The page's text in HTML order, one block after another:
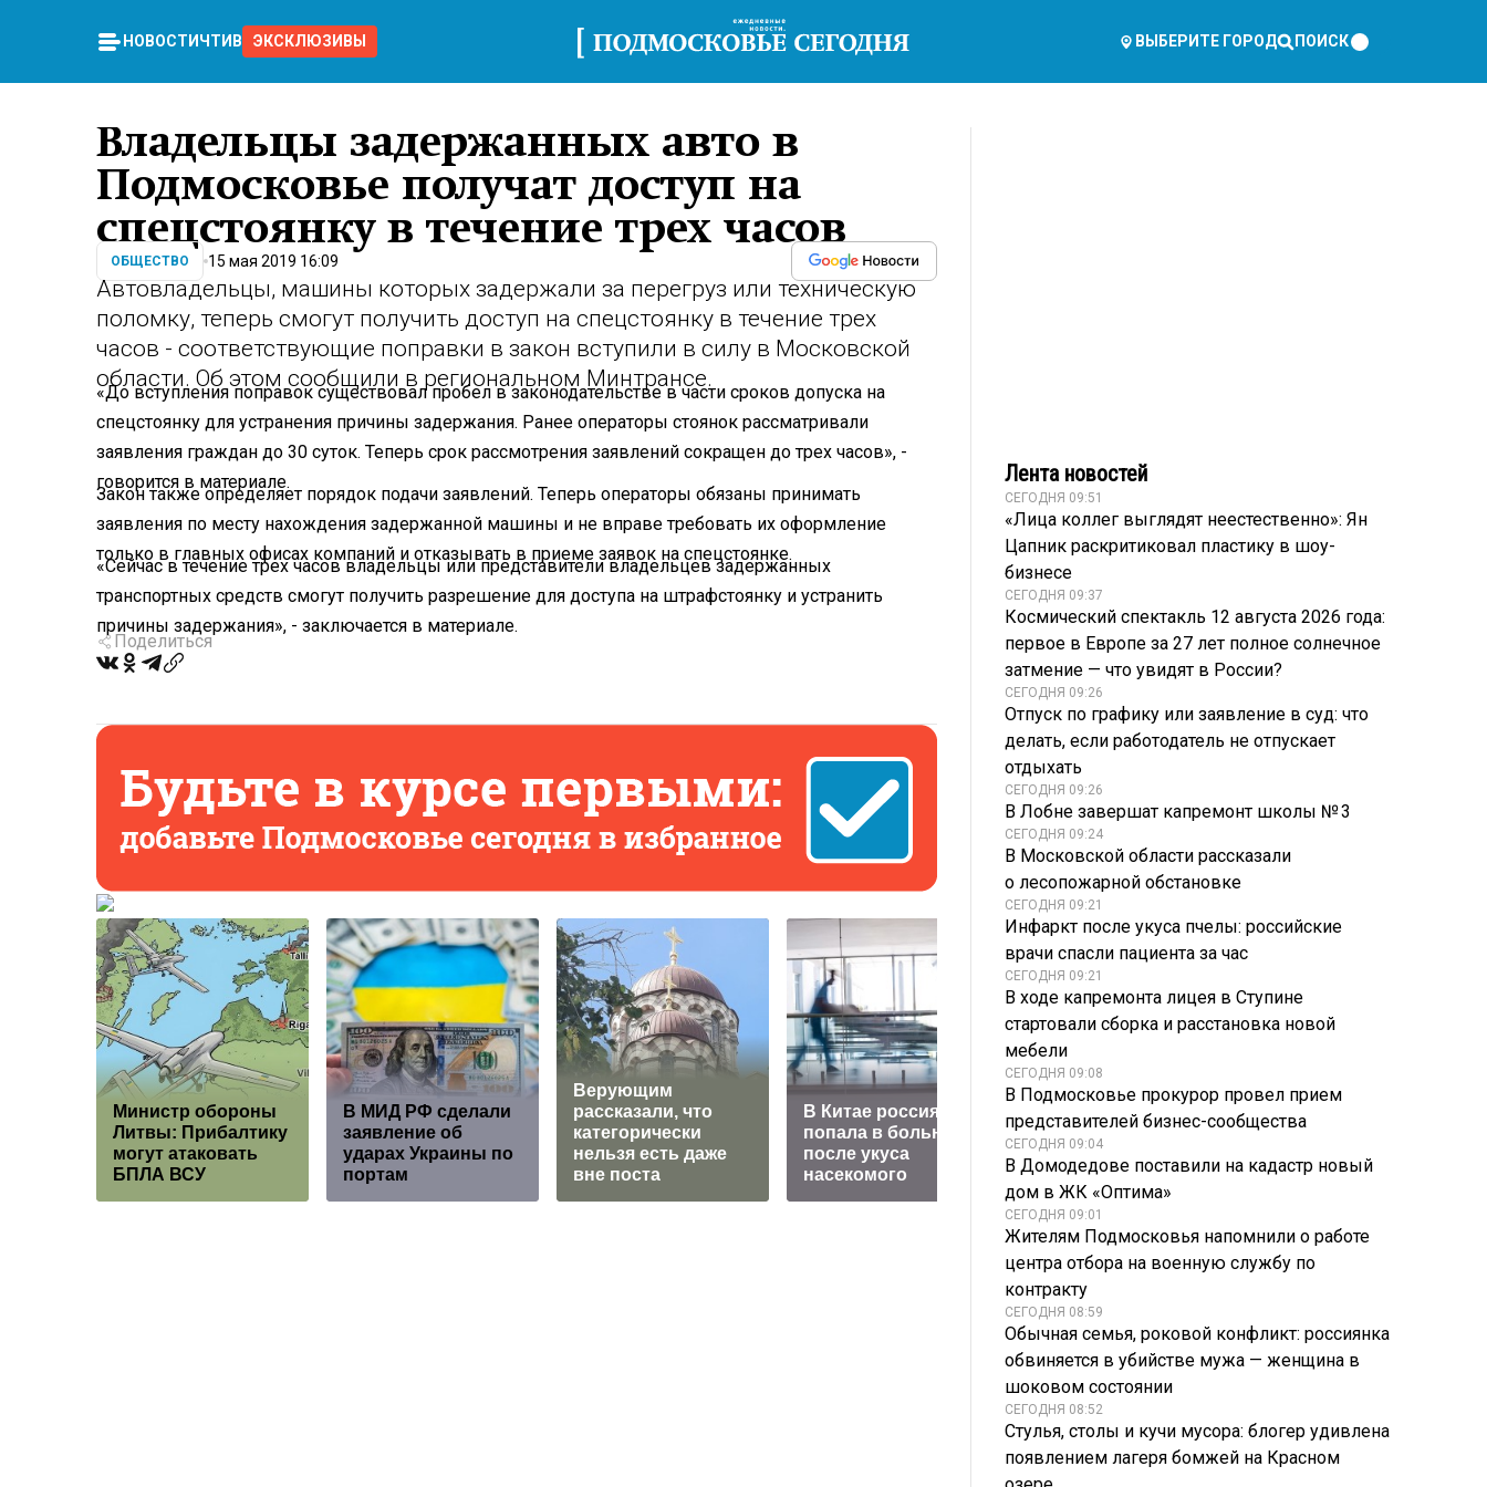
НОВОСТИ ЧТИВО ЭКСКЛЮЗИВЫ ВЫБЕРИТЕ ГОРОД ПОИСК
Владельцы задержанных авто в
Подмосковье получат доступ на
спецстоянку в течение трех часов
ОБЩЕСТВО 15 мая 2019 16:09
Автовладельцы, машины которых задержали за перегруз или техническую
поломку, теперь смогут получить доступ на спецстоянку в течение трех
часов - соответствующие поправки в закон вступили в силу в Московской
области. Об этом сообщили в региональном Минтрансе.
«До вступления поправок существовал пробел в законодательстве в части сроков допуска на
спецстоянку для устранения причины задержания. Ранее операторы стоянок рассматривали
заявления граждан до 30 суток. Теперь срок рассмотрения заявлений сокращен до трех часов», -
говорится в материале.
Закон также определяет порядок подачи заявлений. Теперь операторы обязаны принимать
заявления по месту нахождения задержанной машины и не вправе требовать их оформление
только в главных офисах компаний и отказывать в приеме заявок на спецстоянке.
«Сейчас в течение трех часов владельцы или представители владельцев задержанных
транспортных средств смогут получить разрешение для доступа на штрафстоянку и устранить
причины задержания», - заключается в материале.
Поделиться
Министр обороны
Литвы: Прибалтику
могут атаковать
БПЛА ВСУ
В МИД РФ сделали
заявление об
ударах Украины по
портам
Верующим
рассказали, что
категорически
нельзя есть даже
вне поста
В Китае россиянка
попала в больницу
после укуса
насекомого
Трамп оценил
вероятность
разрешения
конфликта на
Украине
Арахамию - деали
Лента новостей
СЕГОДНЯ 09:51
«Лица коллег выглядят неестественно»: Ян
Цапник раскритиковал пластику в шоу-
бизнесе
СЕГОДНЯ 09:37
Космический спектакль 12 августа 2026 года:
первое в Европе за 27 лет полное солнечное
затмение — что увидят в России?
СЕГОДНЯ 09:26
Отпуск по графику или заявление в суд: что
делать, если работодатель не отпускает
отдыхать
СЕГОДНЯ 09:26
В Лобне завершат капремонт школы № 3
СЕГОДНЯ 09:24
В Московской области рассказали
о лесопожарной обстановке
СЕГОДНЯ 09:21
Инфаркт после укуса пчелы: российские
врачи спасли пациента за час
СЕГОДНЯ 09:21
В ходе капремонта лицея в Ступине
стартовали сборка и расстановка новой
мебели
СЕГОДНЯ 09:08
В Подмосковье прокурор провел прием
представителей бизнес-сообщества
СЕГОДНЯ 09:04
В Домодедове поставили на кадастр новый
дом в ЖК «Оптима»
СЕГОДНЯ 09:01
Жителям Подмосковья напомнили о работе
центра отбора на военную службу по
контракту
СЕГОДНЯ 08:59
Обычная семья, роковой конфликт: россиянка
обвиняется в убийстве мужа — женщина в
шоковом состоянии
СЕГОДНЯ 08:52
Стулья, столы и кучи мусора: блогер удивлена
появлением лагеря бомжей на Красном